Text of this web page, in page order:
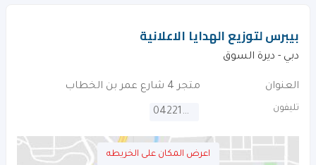
بيبرس لتوزيع الهدايا الاعلانية
دبي - ديرة السوق
العنوان متجر 4 شارع عمر بن الخطاب
تليفون 042214290
اعرض المكان على الخريطه